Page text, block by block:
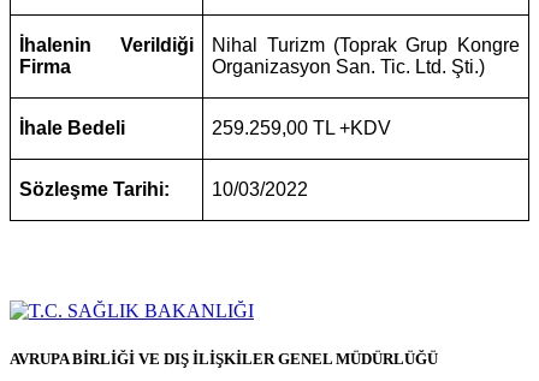
İhalenin Verildiği
Firma
Nihal Turizm (Toprak Grup Kongre
Organizasyon San. Tic. Ltd. Şti.)
İhale Bedeli 259.259,00 TL +KDV
Sözleşme Tarihi: 10/03/2022
AVRUPA BİRLİĞİ VE DIŞ İLİŞKİLER GENEL MÜDÜRLÜĞÜ